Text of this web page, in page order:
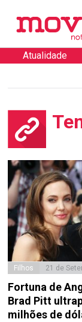
Atualidade
Filhos 21 de
Fortuna de
Brad Pitt
milhões de